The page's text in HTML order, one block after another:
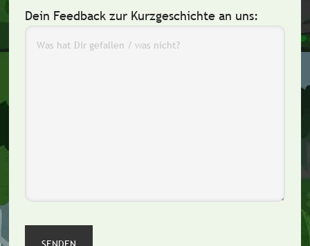
Dein Feedback zur Kurzgeschichte an uns: